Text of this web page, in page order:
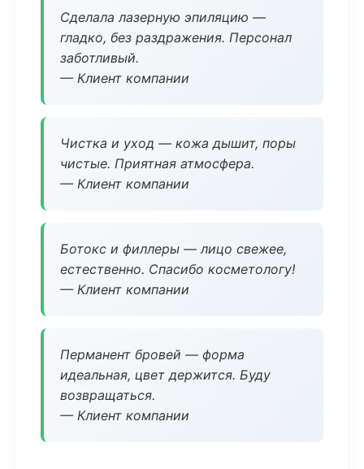
Сделала лазерную эпиляцию —
гладко, без раздражения. Персонал
заботливый.
— Клиент компании
Чистка и уход — кожа дышит, поры
чистые. Приятная атмосфера.
— Клиент компании
Ботокс и филлеры — лицо свежее,
естественно. Спасибо косметологу!
— Клиент компании
Перманент бровей — форма
идеальная, цвет держится. Буду
возвращаться.
— Клиент компании